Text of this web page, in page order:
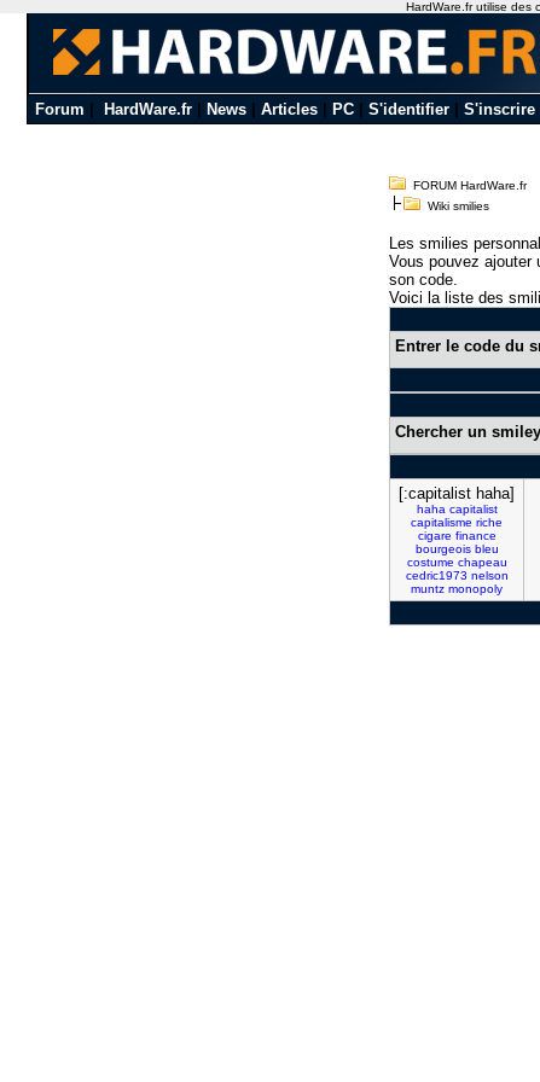
Forum HardWare.fr| News| Articles| PC| S'identifier| S'inscrire|
FORUM HardWare.fr
Wiki smilies
Les smilies
Vous pouvez ajouter
son code.
Voici la liste des
Entrer le code du
Chercher un
[:capitalist haha]
haha capitalist
capitalisme riche
cigare finance
bourgeois bleu
costume chapeau
cedric1973 nelson
muntz monopoly
HardWare.fr utilise des